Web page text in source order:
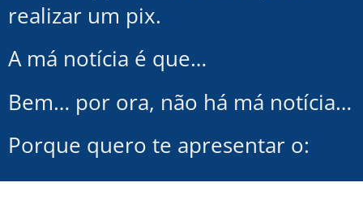
realizar um pix.
A má notícia é que…
Bem… por ora, não há má notícia…
Porque quero te apresentar o: